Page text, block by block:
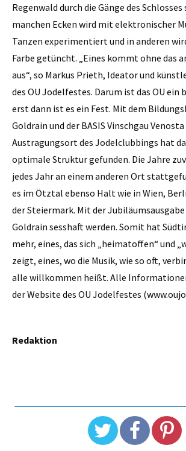
Regenwald durch die Gänge des
manchen Ecken wird mit elektronischer
Tanzen experimentiert und in anderen
Farbe getüncht. „Eines kommt ohne das
aus“, so Markus Prieth, Ideator und
des OU Jodelfestes. Darum ist das OU ein
erst dann ist es ein Fest. Mit dem
Goldrain und der BASIS Vinschgau Venosta
Austragungsort des Jodelclubbings hat
optimale Struktur gefunden. Die Jahre
jedes Jahr an einem anderen Ort
es im Ötztal ebenso Halt wie in Wien,
der Steiermark. Mit der
Goldrain sesshaft werden. Somit hat
mehr, eines, das sich „heimatoffen“ und
zeigt, eines, wo die Musik, wie so oft,
alle willkommen heißt. Alle
der Website des OU Jodelfestes
Redaktion